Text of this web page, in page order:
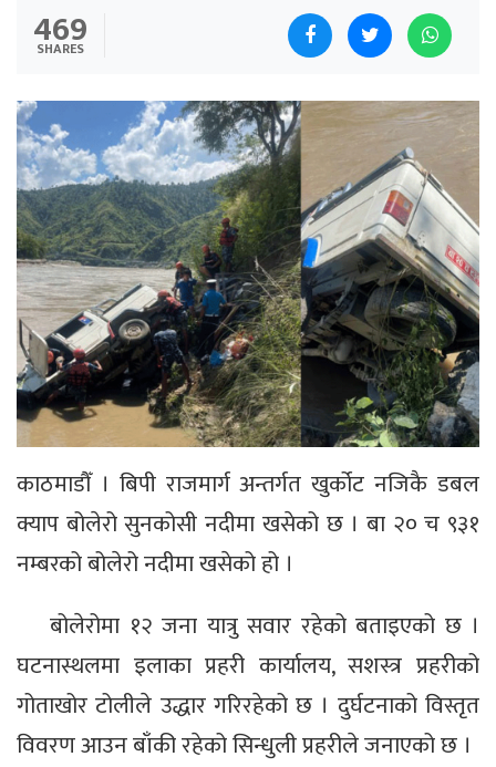
469
SHARES
काठमाडौँ । बिपी राजमार्ग अन्तर्गत खुर्कोट नजिकै डबल
क्याप बोलेरो सुनकोसी नदीमा खसेको छ । बा २० च ९३१
नम्बरको बोलेरो नदीमा खसेको हो ।
बोलेरोमा १२ जना यात्रु सवार रहेको बताइएको छ ।
घटनास्थलमा इलाका प्रहरी कार्यालय, सशस्त्र प्रहरीको
गोताखोर टोलीले उद्धार गरिरहेको छ । दुर्घटनाको विस्तृत
विवरण आउन बाँकी रहेको सिन्धुली प्रहरीले जनाएको छ ।